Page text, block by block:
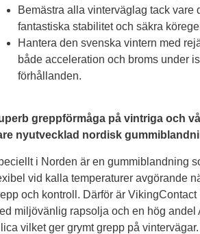
Bemästra alla vinterväglag tack vare
fantastiska stabilitet och säkra
Hantera den svenska vintern med
både acceleration och broms under
förhållanden.
greppförmåga på vintriga och
nyutvecklad nordisk
i Norden är en gummiblandning
vid kalla temperaturer avgörande
och kontroll. Därför är
miljövänlig rapsolja och en hög andel
vilket ger grymt grepp på